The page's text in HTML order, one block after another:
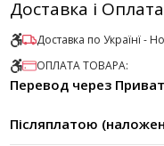
Доставка і Оплата
Доставка по Українї -
ОПЛАТА ТОВАРА:
Перевод через
Післяплатою